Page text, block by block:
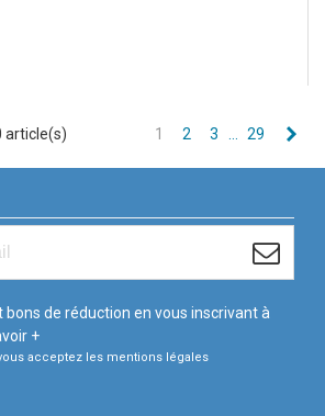
article(s) 1 2 3 29
de réduction en vous inscrivant à
+
acceptez les mentions légales